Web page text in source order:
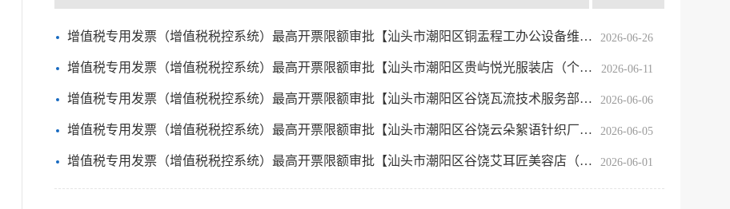
增值税专用发票（增值税税控系统）最高开票限额审批【汕头市潮阳区铜盂程工办公设备维修店】 2026-06-26
增值税专用发票（增值税税控系统）最高开票限额审批【汕头市潮阳区贵屿悦光服装店（个…… 2026-06-11
增值税专用发票（增值税税控系统）最高开票限额审批【汕头市潮阳区谷饶瓦流技术服务部…… 2026-06-06
增值税专用发票（增值税税控系统）最高开票限额审批【汕头市潮阳区谷饶云朵絮语针织厂…… 2026-06-05
增值税专用发票（增值税税控系统）最高开票限额审批【汕头市潮阳区谷饶艾耳匠美容店（…… 2026-06-01